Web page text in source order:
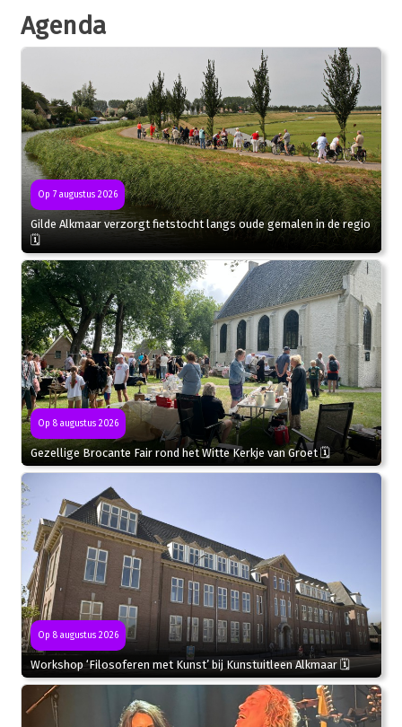
Agenda
Op 7 augustus 2026
Gilde Alkmaar verzorgt fietstocht langs oude gemalen in de regio
🗓
Op 8 augustus 2026
Gezellige Brocante Fair rond het Witte Kerkje van Groet 🗓
Op 8 augustus 2026
Workshop ‘Filosoferen met Kunst’ bij Kunstuitleen Alkmaar 🗓